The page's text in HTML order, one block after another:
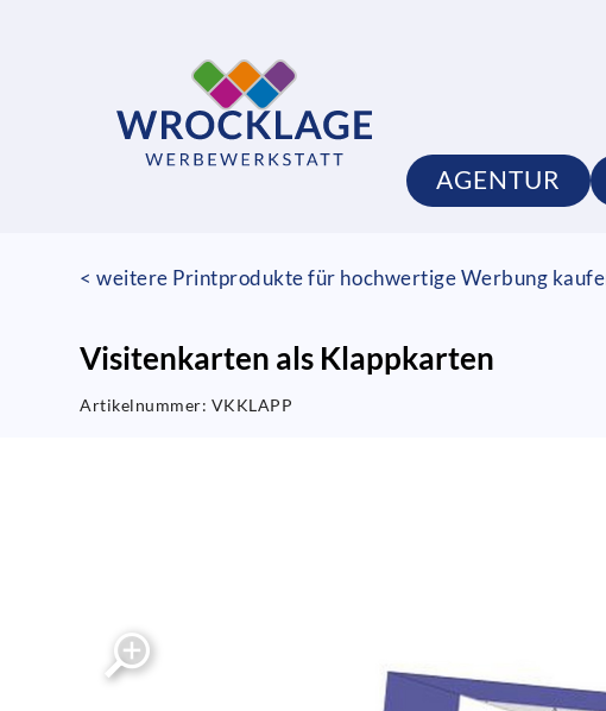
AGENTUR
< weitere Printprodukte für hochwertige Werbung
Visitenkarten als Klappkarten
Artikelnummer: VKKLAPP